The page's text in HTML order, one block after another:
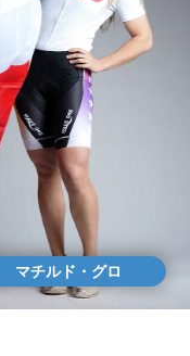
マチルド・グロ